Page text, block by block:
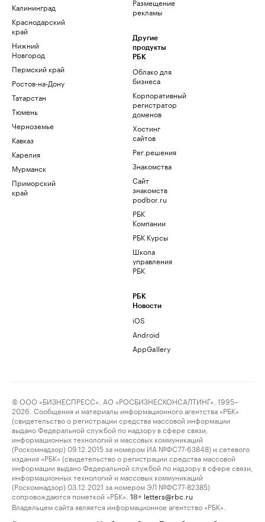
Калининград
Краснодарский
край
Нижний
Новгород
Пермский край
Ростов-на-Дону
Татарстан
Тюмень
Черноземье
Кавказ
Карелия
Мурманск
Приморский
край
рекламы
Другие
продукты
РБК
Облако для
бизнеса
Корпоративный
регистратор
доменов
Хостинг
сайтов
Рег.решения
Знакомства
Сайт
знакомств
podbor.ru
РБК
Компании
РБК Курсы
Школа
управления
РБК
РБК
Новости
iOS
Android
AppGallery
© ООО «БИЗНЕСПРЕСС», АО «РОСБИЗНЕСКОНСАЛТИНГ», 1995–
2026. Сообщения и материалы информационного агентства «РБК»
(свидетельство о регистрации средства массовой информации
выдано Федеральной службой по надзору в сфере связи,
информационных технологий и массовых коммуникаций
(Роскомнадзор) 09.12.2015 за номером ИА №ФС77-63848) и сетевого
издания «РБК» (свидетельство о регистрации средства массовой
информации выдано Федеральной службой по надзору в сфере связи,
информационных технологий и массовых коммуникаций
(Роскомнадзор) 03.12.2021 за номером ЭЛ №ФС77-82385)
сопровождаются пометкой «РБК».
18+ letters@rbc.ru
Владельцем сайта является информационное агентство «РБК».